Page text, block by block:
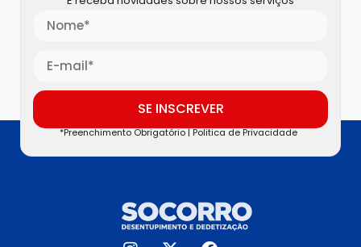
SE INSCREVER
*Preenchimento Obrigatório |Politica de Privacidade